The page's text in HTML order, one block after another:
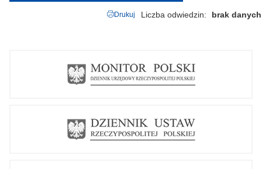
Drukuj Liczba odwiedzin brak danych